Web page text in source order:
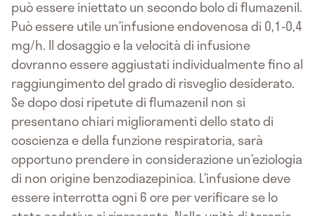
può essere iniettato un secondo bolo di flumazenil.
Può essere utile un’infusione endovenosa di 0,1-0,4
mg/h. Il dosaggio e la velocità di infusione
dovranno essere aggiustati individualmente fino al
raggiungimento del grado di risveglio desiderato.
Se dopo dosi ripetute di flumazenil non si
presentano chiari miglioramenti dello stato di
coscienza e della funzione respiratoria, sarà
opportuno prendere in considerazione un’eziologia
di non origine benzodiazepinica. L’infusione deve
essere interrotta ogni 6 ore per verificare se lo